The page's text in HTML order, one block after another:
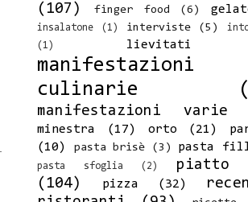
(107)
finger food (6)
insalatone (1) interviste (5)
(1)
lievitati
manifestazioni
culinarie
manifestazioni varie
minestra (17) orto (21)
(10)
pasta brisè (3) pasta
pasta sfoglia (2)
piatto
(104)
pizza (32)